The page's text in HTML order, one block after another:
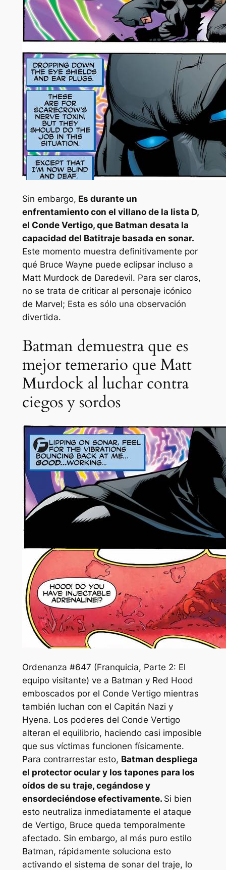
Sin embargo, Es durante un
enfrentamiento con el villano de la lista D,
el Conde Vertigo, que Batman desata la
capacidad del Batitraje basada en sonar.
Este momento muestra definitivamente por
qué Bruce Wayne puede eclipsar incluso a
Matt Murdock de Daredevil. Para ser claros,
no se trata de criticar al personaje icónico
de Marvel; Esta es sólo una observación
divertida.
Batman demuestra que es
mejor temerario que Matt
Murdock al luchar contra
ciegos y sordos
Ordenanza #647 (Franquicia, Parte 2: El
equipo visitante) ve a Batman y Red Hood
emboscados por el Conde Vertigo mientras
también luchan con el Capitán Nazi y
Hyena. Los poderes del Conde Vertigo
alteran el equilibrio, haciendo casi imposible
que sus víctimas funcionen físicamente.
Para contrarrestar esto, Batman despliega
el protector ocular y los tapones para los
oídos de su traje, cegándose y
ensordeciéndose efectivamente. Si bien
esto neutraliza inmediatamente el ataque
de Vertigo, Bruce queda temporalmente
afectado. Sin embargo, al más puro estilo
Batman, rápidamente soluciona esto
activando el sistema de sonar del traje, lo